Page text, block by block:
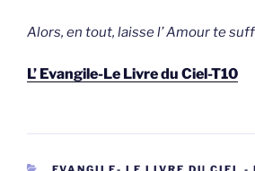
Alors, en tout, laisse l’ Amour te
L’ Evangile-Le Livre du Ciel-T10
CATEGORIEËN